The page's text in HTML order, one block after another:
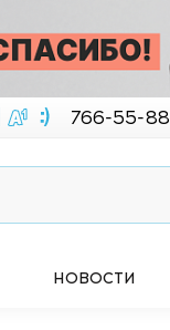
766-55-88
НОВОСТИ